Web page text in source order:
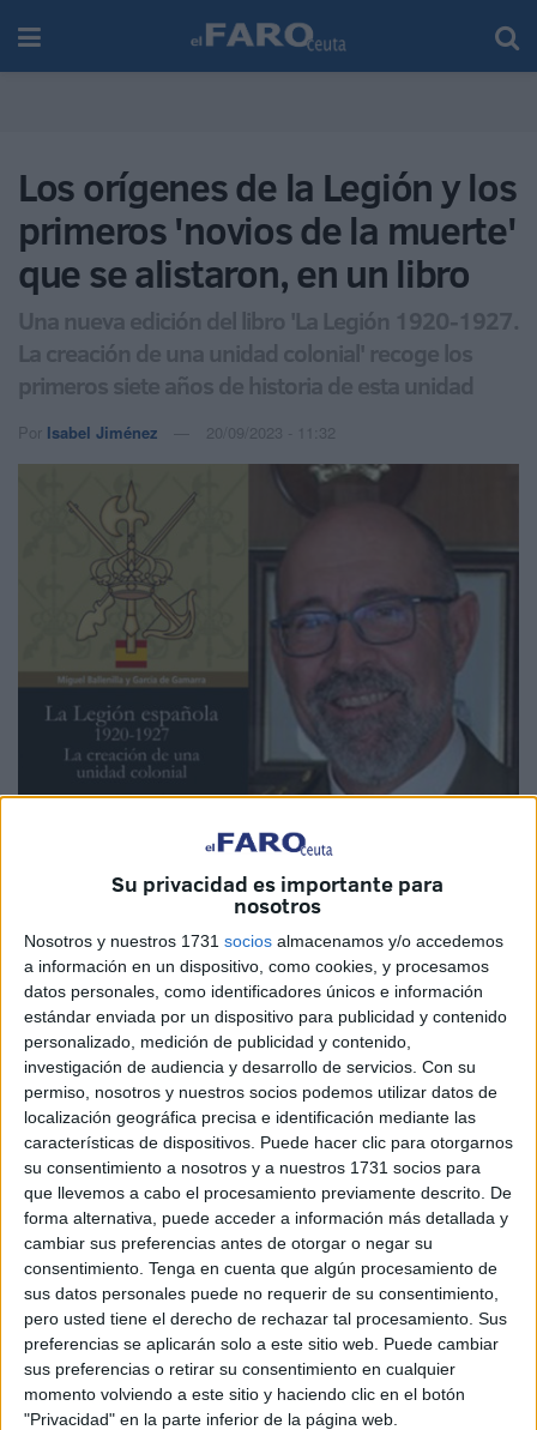
Su privacidad es importante para
nosotros
Nosotros y nuestros 1731 socios almacenamos y/o accedemos
a información en un dispositivo, como cookies, y procesamos
datos personales, como identificadores únicos e información
estándar enviada por un dispositivo para publicidad y contenido
personalizado, medición de publicidad y contenido,
investigación de audiencia y desarrollo de servicios. Con su
permiso, nosotros y nuestros socios podemos utilizar datos de
localización geográfica precisa e identificación mediante las
características de dispositivos. Puede hacer clic para otorgarnos
su consentimiento a nosotros y a nuestros 1731 socios para
que llevemos a cabo el procesamiento previamente descrito. De
forma alternativa, puede acceder a información más detallada y
cambiar sus preferencias antes de otorgar o negar su
consentimiento. Tenga en cuenta que algún procesamiento de
sus datos personales puede no requerir de su consentimiento,
pero usted tiene el derecho de rechazar tal procesamiento. Sus
preferencias se aplicarán solo a este sitio web. Puede cambiar
sus preferencias o retirar su consentimiento en cualquier
momento volviendo a este sitio y haciendo clic en el botón
"Privacidad" en la parte inferior de la página web.
Los orígenes de la Legión y los
primeros 'novios de la muerte'
que se alistaron, en un libro
Una nueva edición del libro 'La Legión 1920-1927.
La creación de una unidad colonial' recoge los
primeros siete años de historia de esta unidad
Por Isabel Jiménez 20/09/2023 - 11:32
Los 'novios de la muerte' de Millán Astray y Valenzuela y la
unidad denominada oficialmente como el Tercio Duque de
Alba Segundo dela Legiónen Ceuta cumplen103 años
de historiaeste miércoles, 20 de septiembre. Es sin duda
una de lasunidades más afamadasde lasFuerzas
Armadaspor los numerosos conflictos bélicos en los que
ha combatido y las misiones internacionales que han
llevado a cabo, y que le han hecho ganarse el
reconocimiento de todos.
El General de División Miguel Ballenilla y García de
Gamarra, Doctor en Historia y actual director de la Escuela
Superior de las Fuerzas Armadas, ha querido plasmar los
primeros siete años de su creaciónen un libro que lleva
el nombre de 'La Legión 1920-1927. La creación de una
unidad colonial'.